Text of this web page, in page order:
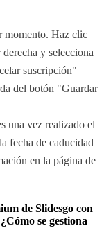
momento. Haz clic
y selecciona
suscripción"
del botón "Guardar
una vez realizado el
fecha de caducidad
en la página de
de Slidesgo con
se gestiona